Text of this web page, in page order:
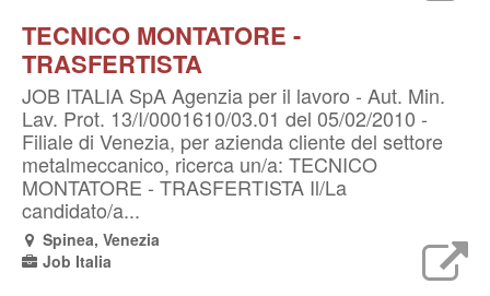
TECNICO MONTATORE -
TRASFERTISTA
JOB ITALIA SpA Agenzia per il lavoro - Aut. Min.
Lav. Prot. 13/I/0001610/03.01 del 05/02/2010 -
Filiale di Venezia, per azienda cliente del settore
metalmeccanico, ricerca un/a: TECNICO
MONTATORE - TRASFERTISTA Il/La
candidato/a...
Spinea, Venezia
Job Italia